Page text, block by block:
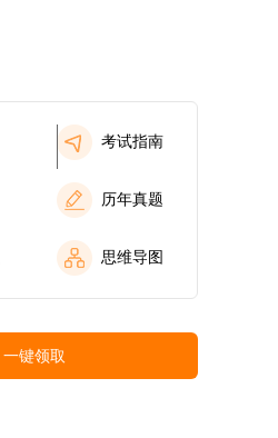
考试指南
历年真题
思维导图
一键领取